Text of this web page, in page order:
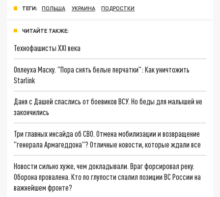
ТЕГИ: ПОЛЬША УКРАИНА ПОДРОСТКИ
ЧИТАЙТЕ ТАКЖЕ:
Технофашисты XXI века
Оплеуха Маску. "Пора снять белые перчатки": Как уничтожить
Starlink
Даня с Дашей спаслись от боевиков ВСУ. Но беды для малышей не
закончились
Три главных инсайда об СВО. Отмена мобилизации и возвращение
"генерала Армагеддона"? Отличные новости, которые ждали все
Новости сильно хуже, чем докладывали. Враг форсировал реку.
Оборона провалена. Кто по глупости спалил позиции ВС России на
важнейшем фронте?